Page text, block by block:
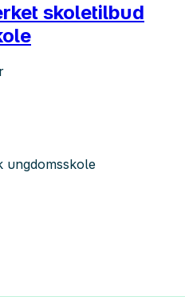
skoletilbud
ungdomsskole